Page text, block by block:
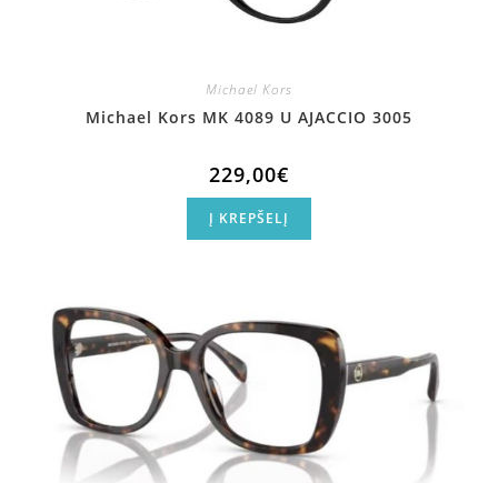
Michael Kors
Michael Kors MK 4089 U AJACCIO 3005
229,00€
Į KREPŠELĮ